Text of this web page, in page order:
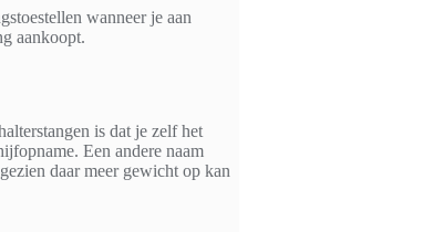
wanneer je aan
aankoopt.
is dat je zelf het
Een andere naam
daar meer gewicht op kan